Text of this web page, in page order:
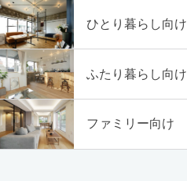
ひとり暮らし向け
ふたり暮らし向け
ファミリー向け